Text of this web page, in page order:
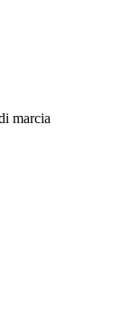
marcia